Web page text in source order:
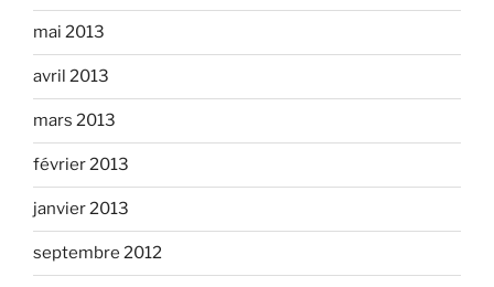
mai 2013
avril 2013
mars 2013
février 2013
janvier 2013
septembre 2012